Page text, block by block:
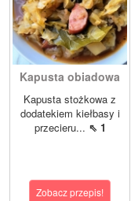
Kapusta obiadowa
Kapusta stożkowa z
dodatekiem kiełbasy i
przecieru... ⇖ 1
Zobacz przepis!